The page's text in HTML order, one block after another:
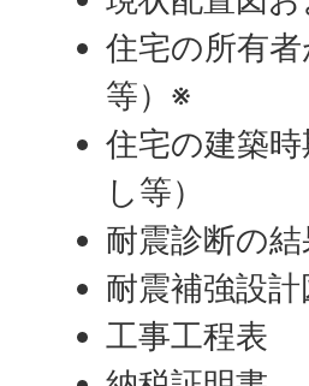
住宅の所有
等）※
住宅の建築
し等）
耐震診断の
耐震補強設計
工事工程表